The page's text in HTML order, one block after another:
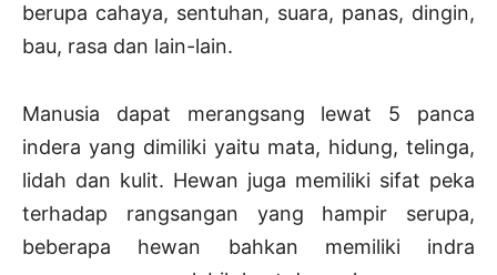
berupa cahaya, sentuhan, suara, panas, dingin,
bau, rasa dan lain-lain.
Manusia dapat merangsang lewat 5 panca
indera yang dimiliki yaitu mata, hidung, telinga,
lidah dan kulit. Hewan juga memiliki sifat peka
terhadap rangsangan yang hampir serupa,
beberapa hewan bahkan memiliki indra